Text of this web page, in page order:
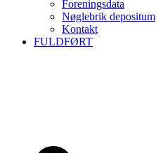
Foreningsdata
Nøglebrik depositum
Kontakt
FULDFØRT